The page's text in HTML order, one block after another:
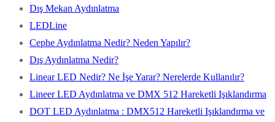
Dış Mekan Aydınlatma
LEDLine
Cephe Aydınlatma Nedir? Neden Yapılır?
Dış Aydınlatma Nedir?
Linear LED Nedir? Ne İşe Yarar? Nerelerde Kullanılır?
Lineer LED Aydınlatma ve DMX 512 Hareketli Işıklandırma
DOT LED Aydınlatma : DMX512 Hareketli Işıklandırma ve